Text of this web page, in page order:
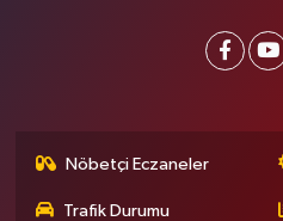
Nöbetçi Eczaneler
Trafik Durumu